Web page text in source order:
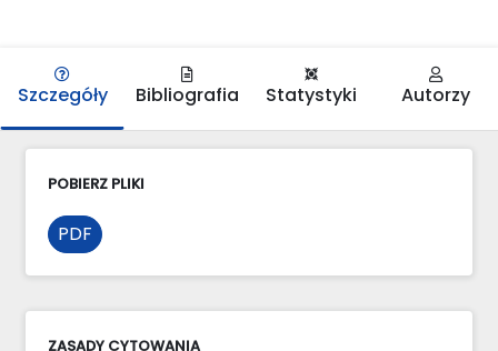
Szczegóły Bibliografia Statystyki Autorzy
POBIERZ PLIKI
PDF
ZASADY CYTOWANIA